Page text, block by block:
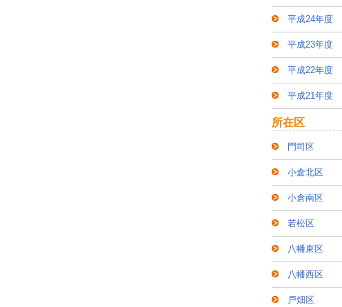
平成24年度
平成23年度
平成22年度
平成21年度
所在区
門司区
小倉北区
小倉南区
若松区
八幡東区
八幡西区
戸畑区